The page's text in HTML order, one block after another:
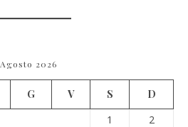
Agosto 2026
G V S
D
1
2